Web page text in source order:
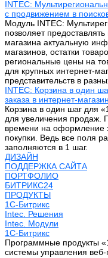
INTEC:
с продвижением в
Модуль INTEC:
позволяет
магазина актуальную
магазинов, остатки
региональные цены на
для крупных интернет-
представительств в
INTEC: Корзина в один
заказа в интернет-
Корзина в один шаг для
для увеличения продаж.
времени на оформление
покупки. Ведь все поля
заполняются в 1 шаг.
ДИЗАЙН
ПОДДЕРЖКА САЙТА
ПОРТФОЛИО
БИТРИКС24
ПРОДУКТЫ
1С-Битрикс
Intec. Решения
Intec. Модули
1С-Битрикс
Программные продукты
системы управления